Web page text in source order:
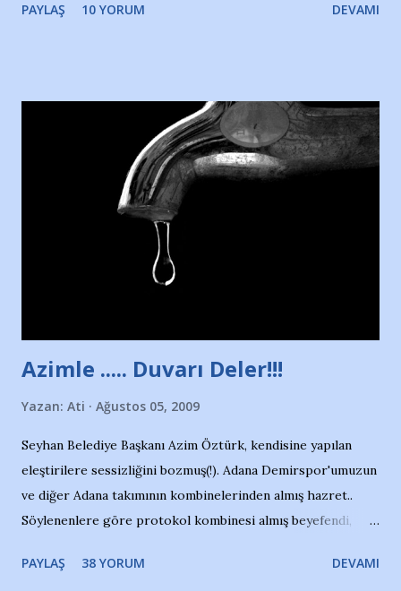
Yazımı, ağlayarak bitirebildim ancak…Kendisinin web
Nesrin’in Hikayesi’ne başlıyorum… 1964 Adana Yüzme
havuzunun kenarında 7 yaşında kara kuru bir kız çocuğu
duruyor. Havuzun içinde Adana Demirspor Kulübü
yüzücüleri. Erkekler çoğunlukta. Küçük kız etrafına bakıyor.
Sadece 4 kız çocuğu var. Nesrin, Adana Demirspor’un 4
kızından biri oluyor o gün…Giriyor havuza. 1973 – 1975
Adana Nesrin, 16 yaşında. Yüzüyor. 7 yaşında girdiği
Türkiye 3.lüğü var. 17 yaşında mar...
PAYLAŞ 10 YORUM DEVAMI
Azimle ..... Duvarı Deler!!!
Yazan: Ati Ağustos 05, 2009
Seyhan Belediye Başkanı Azim Öztürk, kendisine yapılan
eleştirilere sessizliğini bozmuş(!). Adana Demirspor'umuzun
ve diğer Adana takımının kombinelerinden almış hazret..
Söylenenlere göre protokol kombinesi almış beyefendi,
ki kombineyi Bekir Başkan'dan alırken; dillere destan..
PAYLAŞ 38 YORUM DEVAMI